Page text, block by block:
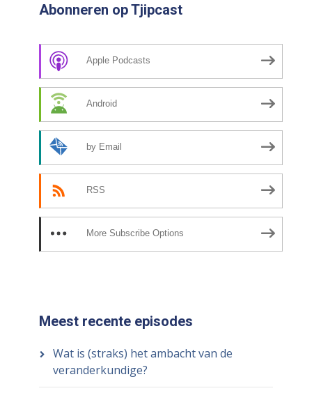
Abonneren op Tjipcast
Apple Podcasts
Android
by Email
RSS
More Subscribe Options
Meest recente episodes
Wat is (straks) het ambacht van de
veranderkundige?